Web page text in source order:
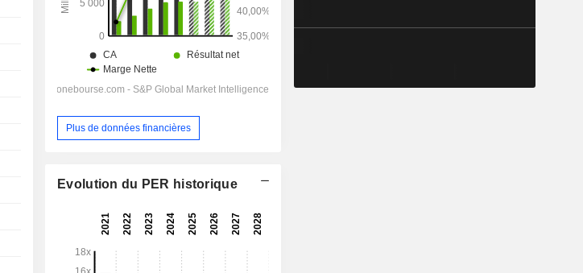
2,56 % 2,27 % 0 % 0 %
8,76x 8,32x
0,96x
-4,08x 2,38x
0x 4,14x 4x
0x 6,3x 5,95x
1,234 1,256
Plus de données financières
Evolution du PER historique